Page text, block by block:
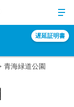
遅延証明書
青海緑道公園